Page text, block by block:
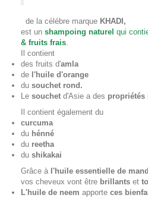
de la célébre marque KHADI,
est un shampoing naturel qui
& fruits frais
Il contient
des fruits d'amla
de l'huile d'orange
du souchet rond.
Le souchet d'Asie a des propriétés
Il contient également du
curcuma
du hénné
du reetha
du shikakai
Grâce à l'huile essentielle de
vos cheveux vont être brillants et
L'huile de neem apporte ces